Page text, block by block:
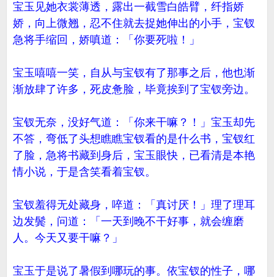
宝玉见她衣裳薄透，露出一截雪白皓臂，纤指娇
娇，向上微翘，忍不住就去捉她伸出的小手，宝钗
急将手缩回，娇嗔道：「你要死啦！」
宝玉嘻嘻一笑，自从与宝钗有了那事之后，他也渐
渐放肆了许多，死皮惫脸，毕竟挨到了宝钗旁边。
宝钗无奈，没好气道：「你来干嘛？！」宝玉却先
不答，弯低了头想瞧瞧宝钗看的是什么书，宝钗红
了脸，急将书藏到身后，宝玉眼快，已看清是本艳
情小说，于是含笑看着宝钗。
宝钗羞得无处藏身，啐道：「真讨厌！」理了理耳
边发鬓，问道：「一天到晚不干好事，就会缠磨
人。今天又要干嘛？」
宝玉于是说了暑假到哪玩的事。依宝钗的性子，哪